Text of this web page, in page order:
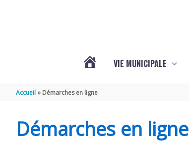
VIE MUNICIPALE
Accueil Démarches en ligne
Démarches en ligne